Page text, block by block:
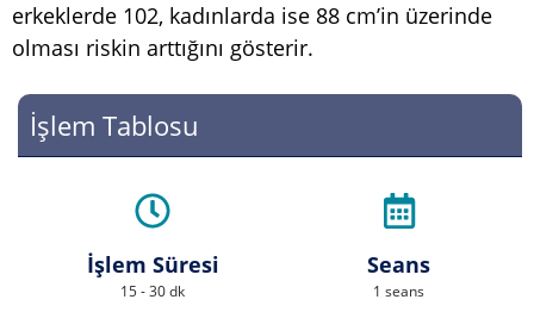
erkeklerde 102, kadınlarda ise 88 cm’in üzerinde
olması riskin arttığını gösterir.
İşlem Tablosu
İşlem Süresi
15 - 30 dk
Seans
1 seans